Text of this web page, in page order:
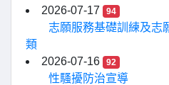
2026-07-17
94
志願服務基礎訓練及志
類
2026-07-16
92
性騷擾防治宣導